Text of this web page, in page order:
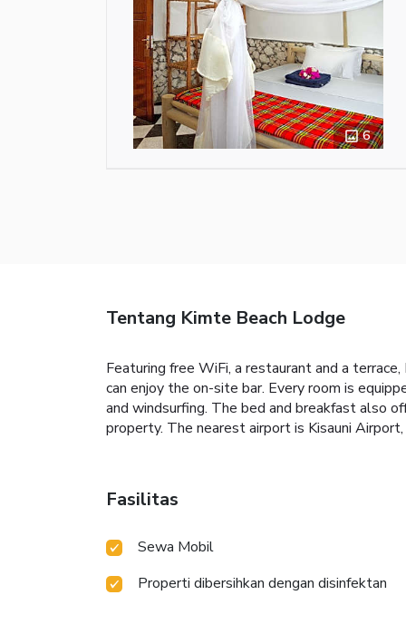
6
Tentang Kimte Beach Lodge
Featuring free WiFi, a restaurant and a
can enjoy the on-site bar. Every room is
and windsurfing. The bed and breakfast also
property. The nearest airport is Kisauni
Fasilitas
Sewa Mobil
Properti dibersihkan dengan disinfektan